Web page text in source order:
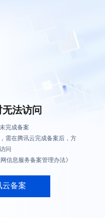
无法访问
完成备案
需在腾讯云完成备案后，方
问
信息服务备案管理办法》
云备案